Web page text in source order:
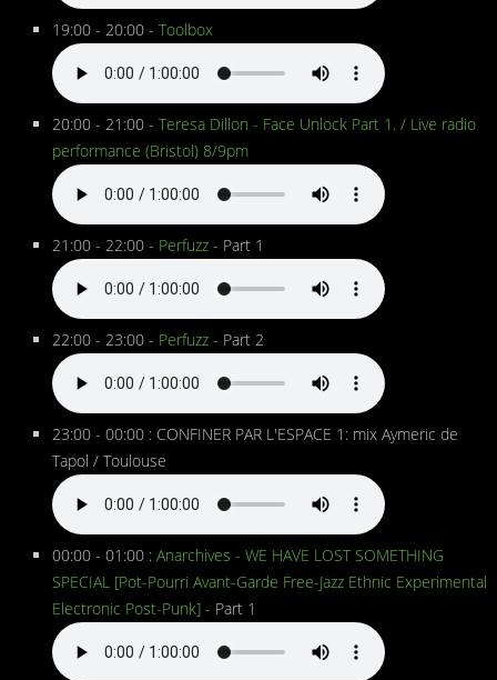
19:00 - 20:00 - Toolbox
20:00 - 21:00 - Teresa Dillon - Face Unlock Part 1. / Live radio
performance (Bristol) 8/9pm
21:00 - 22:00 - Perfuzz - Part 1
22:00 - 23:00 - Perfuzz - Part 2
23:00 - 00:00 : CONFINER PAR L'ESPACE 1: mix Aymeric de
Tapol / Toulouse
00:00 - 01:00 : Anarchives - WE HAVE LOST SOMETHING
SPECIAL [Pot-Pourri Avant-Garde Free-Jazz Ethnic Experimental
Electronic Post-Punk] - Part 1